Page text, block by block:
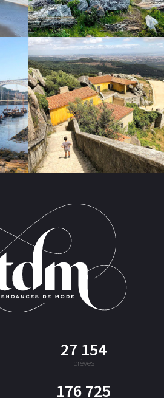
27 154
brèves
176 725